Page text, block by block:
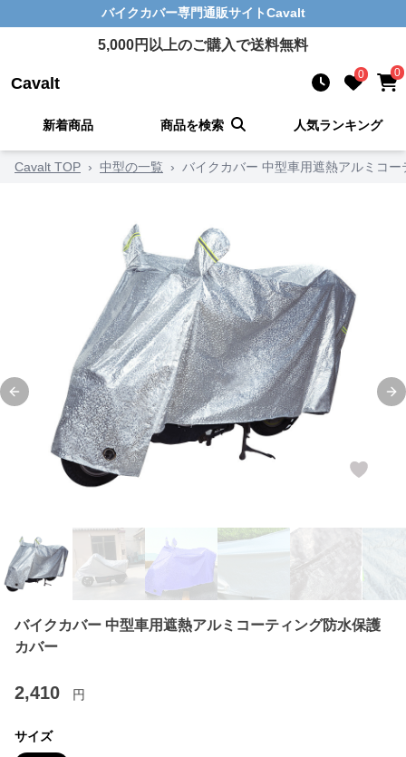
バイクカバー専門通販サイトCavalt
5,000円以上のご購入で送料無料
Cavalt 0 0
新着商品 商品を検索 人気ランキング
Cavalt TOP › 中型の一覧 › バイクカバー 中型車用遮熱アルミコ
Previous slide
バイクカバー 中型車用遮熱アルミコーティング防水保護
カバー
2,410 円
サイズ